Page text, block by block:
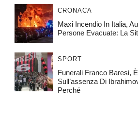
CRONACA
Maxi Incendio In Italia,
Persone Evacuate: La
SPORT
Funerali Franco Baresi,
Sull’assenza Di
Perché